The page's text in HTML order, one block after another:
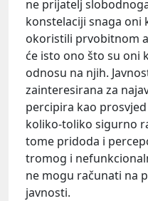
ne prijatelj
konstelaciji snaga oni
okoristili prvobitnom
će isto ono što su oni
odnosu na njih.
zainteresirana za
percipira kao
koliko-toliko sigurno
tome pridoda i
tromog i
ne mogu računati na
javnosti.